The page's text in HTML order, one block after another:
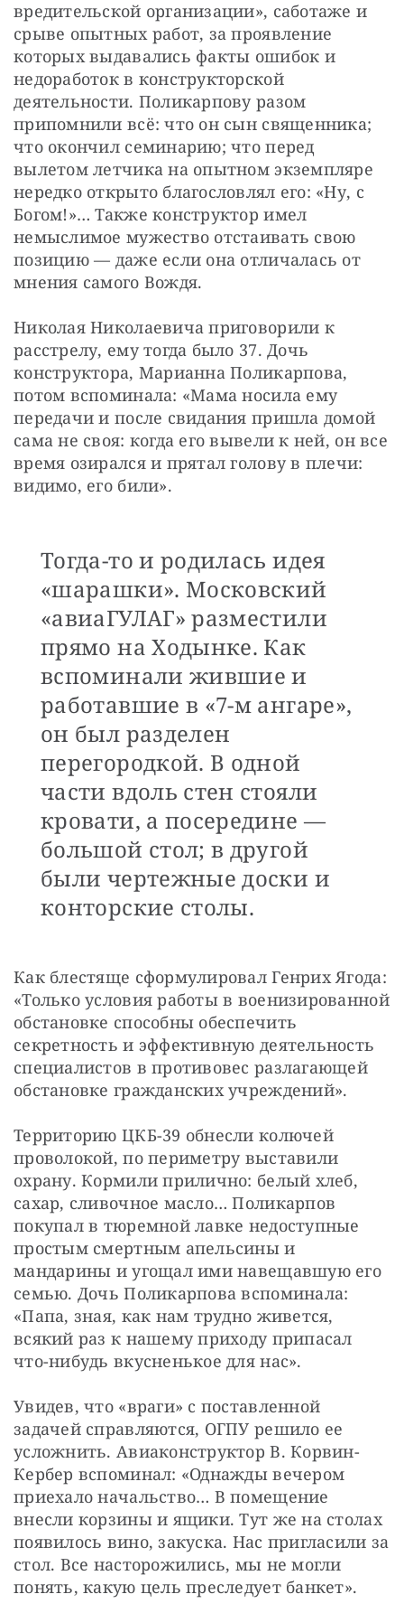
вредительской организации», саботаже и
срыве опытных работ, за проявление
которых выдавались факты ошибок и
недоработок в конструкторской
деятельности. Поликарпову разом
припомнили всё: что он сын священника;
что окончил семинарию; что перед
вылетом летчика на опытном экземпляре
нередко открыто благословлял его: «Ну, с
Богом!»… Также конструктор имел
немыслимое мужество отстаивать свою
позицию — даже если она отличалась от
мнения самого Вождя.
Николая Николаевича приговорили к
расстрелу, ему тогда было 37. Дочь
конструктора, Марианна Поликарпова,
потом вспоминала: «Мама носила ему
передачи и после свидания пришла домой
сама не своя: когда его вывели к ней, он все
время озирался и прятал голову в плечи:
видимо, его били».
Тогда-то и родилась идея
«шарашки». Московский
«авиаГУЛАГ» разместили
прямо на Ходынке. Как
вспоминали жившие и
работавшие в «7-м ангаре»,
он был разделен
перегородкой. В одной
части вдоль стен стояли
кровати, а посередине —
большой стол; в другой
были чертежные доски и
конторские столы.
Как блестяще сформулировал Генрих Ягода:
«Только условия работы в военизированной
обстановке способны обеспечить
секретность и эффективную деятельность
специалистов в противовес разлагающей
обстановке гражданских учреждений».
Территорию ЦКБ-39 обнесли колючей
проволокой, по периметру выставили
охрану. Кормили прилично: белый хлеб,
сахар, сливочное масло… Поликарпов
покупал в тюремной лавке недоступные
простым смертным апельсины и
мандарины и угощал ими навещавшую его
семью. Дочь Поликарпова вспоминала:
«Папа, зная, как нам трудно живется,
всякий раз к нашему приходу припасал
что-нибудь вкусненькое для нас».
Увидев, что «враги» с поставленной
задачей справляются, ОГПУ решило ее
усложнить. Авиаконструктор В. Корвин-
Кербер вспоминал: «Однажды вечером
приехало начальство… В помещение
внесли корзины и ящики. Тут же на столах
появилось вино, закуска. Нас пригласили за
стол. Все насторожились, мы не могли
понять, какую цель преследует банкет».